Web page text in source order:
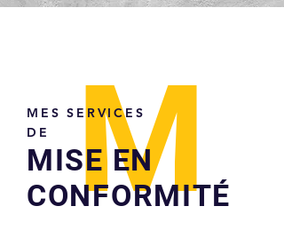
M
MES SERVICES
DE
MISE EN
CONFORMITÉ